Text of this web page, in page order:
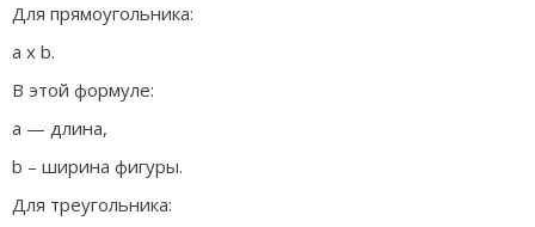
Для прямоугольника:
а х b.
В этой формуле:
а — длина,
b – ширина фигуры.
Для треугольника: